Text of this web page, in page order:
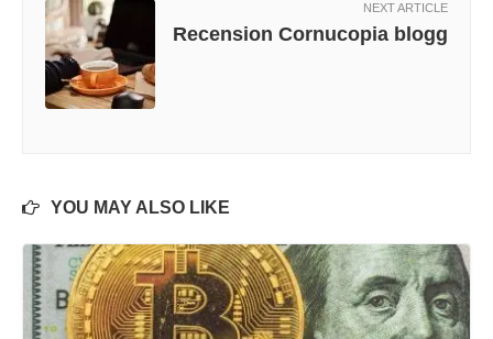
NEXT ARTICLE
Recension Cornucopia blogg
YOU MAY ALSO LIKE